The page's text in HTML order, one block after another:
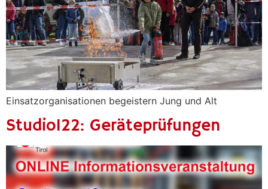
Einsatzorganisationen begeistern Jung und Alt
Studio122: Geräteprüfungen